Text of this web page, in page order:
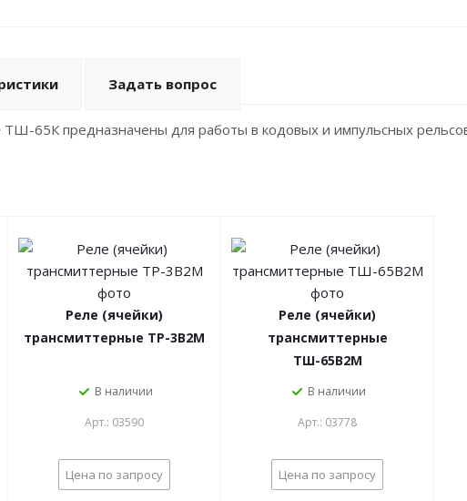
Задать вопрос
65К предназначены для работы в кодовых и импульсных
Реле (ячейки)
трансмиттерные ТР-3В2М
В наличии
Арт.: 03590
Цена по запросу
Реле (ячейки)
трансмиттерные
ТШ-65В2М
В наличии
Арт.: 03778
Цена по запросу